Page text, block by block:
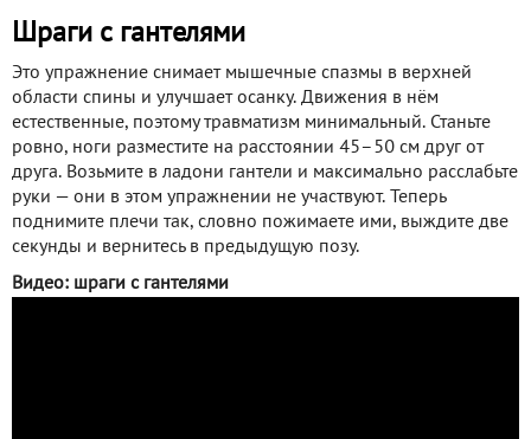
Шраги с гантелями
Это упражнение снимает мышечные спазмы в верхней
области спины и улучшает осанку. Движения в нём
естественные, поэтому травматизм минимальный. Станьте
ровно, ноги разместите на расстоянии 45–50 см друг от
друга. Возьмите в ладони гантели и максимально расслабьте
руки — они в этом упражнении не участвуют. Теперь
поднимите плечи так, словно пожимаете ими, выждите две
секунды и вернитесь в предыдущую позу.
Видео: шраги с гантелями